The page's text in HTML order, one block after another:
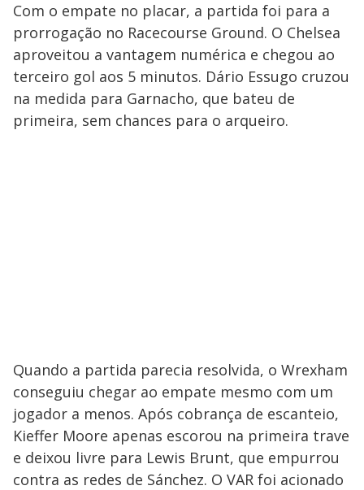
Com o empate no placar, a partida foi para a
prorrogação no Racecourse Ground. O Chelsea
aproveitou a vantagem numérica e chegou ao
terceiro gol aos 5 minutos. Dário Essugo cruzou
na medida para Garnacho, que bateu de
primeira, sem chances para o arqueiro.
Quando a partida parecia resolvida, o Wrexham
conseguiu chegar ao empate mesmo com um
jogador a menos. Após cobrança de escanteio,
Kieffer Moore apenas escorou na primeira trave
e deixou livre para Lewis Brunt, que empurrou
contra as redes de Sánchez. O VAR foi acionado